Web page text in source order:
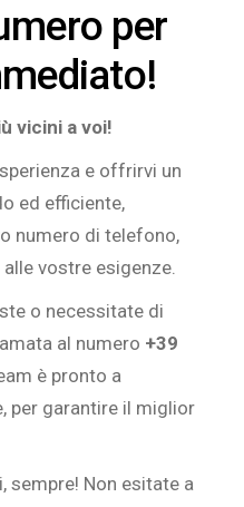
per
vicini a voi!
e offrirvi un
ed efficiente,
numero di telefono,
vostre esigenze.
o necessitate di
al numero +39
è pronto a
per garantire il miglior
sempre! Non esitate a